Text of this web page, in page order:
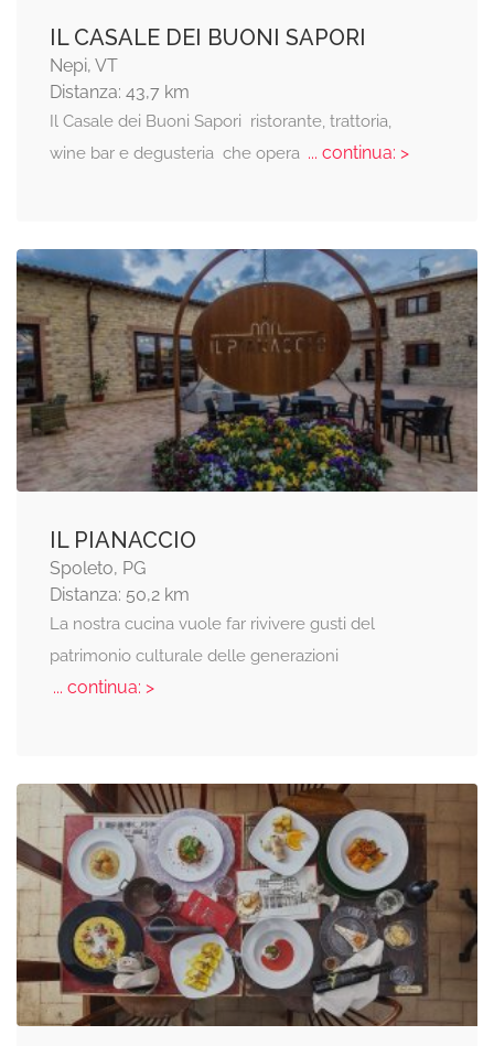
IL CASALE DEI BUONI SAPORI
Nepi, VT
Distanza: 43,7 km
Il Casale dei Buoni Sapori  ristorante, trattoria,
wine bar e degusteria  che opera ... continua: >
IL PIANACCIO
Spoleto, PG
Distanza: 50,2 km
La nostra cucina vuole far rivivere gusti del
patrimonio culturale delle generazioni
... continua: >